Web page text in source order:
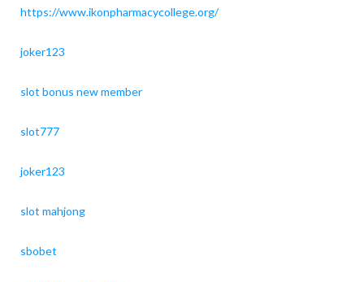
https://www.ikonpharmacycollege.org/
joker123
slot bonus new member
slot777
joker123
slot mahjong
sbobet